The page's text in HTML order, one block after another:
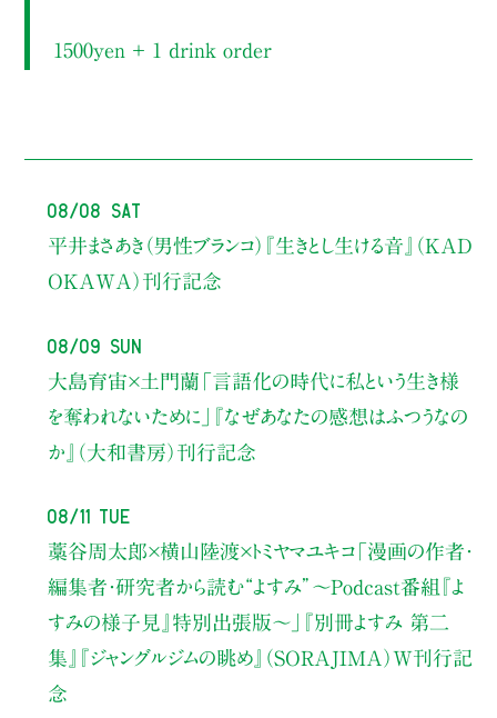
1500yen ＋ 1 drink order
08/08 Sat
平井まさあき（男性ブランコ） 『生きとし生ける音』（KAD
OKAWA）刊行記念
08/09 Sun
大島育宙×土門蘭 「言語化の時代に私という生き様
を奪われないために」
『なぜあなたの感想はふつうなの
か』（大和書房）刊行記念
08/11 Tue
藁谷周太郎×横山陸渡×トミヤマユキコ「漫画の作者・
編集者・研究者から読む“よすみ” 〜Podcast番組『よ
すみの様子見』特別出張版〜」
『別冊よすみ 第二
集』『ジャングルジムの眺め』（SORAJIMA）W刊行記
念